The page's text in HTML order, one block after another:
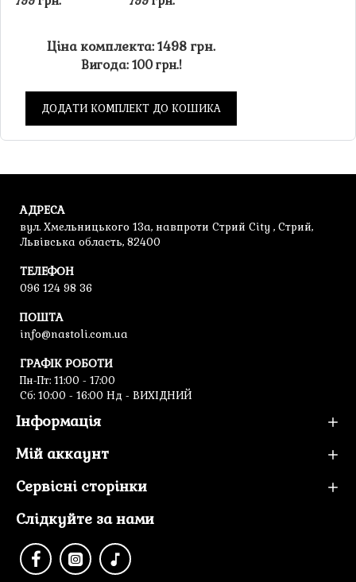
Ціна комплекта: 1498 грн.
Вигода: 100 грн.!
ДОДАТИ КОМПЛЕКТ ДО КОШИКА
АДРЕСА
вул. Хмельницького 13а, навпроти Стрий City , Стрий,
Львівська область, 82400
ТЕЛЕФОН
096 124 98 36
ПОШТА
info@nastoli.com.ua
ГРАФІК РОБОТИ
Пн-Пт: 11:00 - 17:00
Cб: 10:00 - 16:00 Нд - ВИХІДНИЙ
Інформація
Мій аккаунт
Сервісні сторінки
Слідкуйте за нами